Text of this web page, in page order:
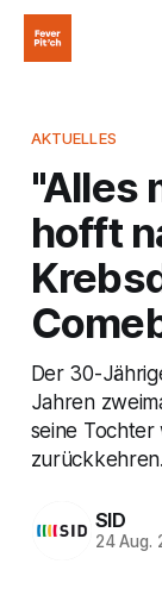
AKTUELLES
"Alles
hofft
Der 30-
Jahren
seine
zurückkehren.
SID
24 Aug.